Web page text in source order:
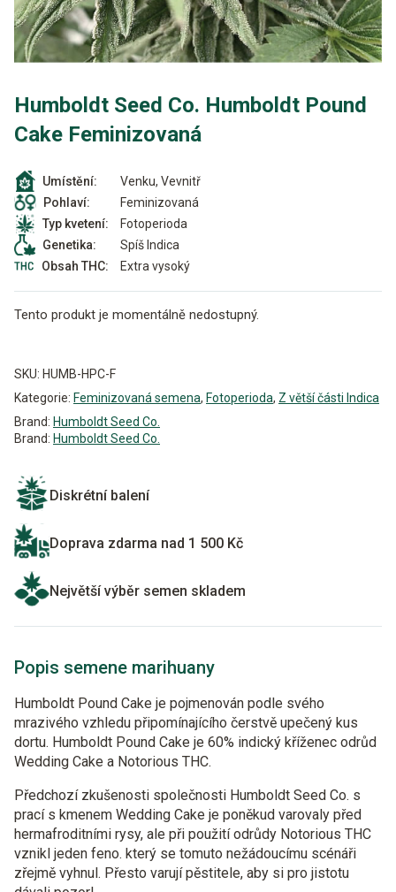
Humboldt Seed Co. Humboldt Pound
Cake Feminizovaná
Umístění:
Venku, Vevnitř
Pohlaví:
Feminizovaná
Typ kvetení:
Fotoperioda
Genetika:
Spíš Indica
Obsah THC:
Extra vysoký
Tento produkt je momentálně nedostupný.
SKU: HUMB-HPC-F
Kategorie: Feminizovaná semena, Fotoperioda, Z větší části Indica
Brand: Humboldt Seed Co.
Brand: Humboldt Seed Co.
Diskrétní balení
Doprava zdarma nad 1 500 Kč
Největší výběr semen skladem
Popis semene marihuany
Humboldt Pound Cake je pojmenován podle svého
mrazivého vzhledu připomínajícího čerstvě upečený kus
dortu. Humboldt Pound Cake je 60% indický kříženec odrůd
Wedding Cake a Notorious THC.
Předchozí zkušenosti společnosti Humboldt Seed Co. s
prací s kmenem Wedding Cake je poněkud varovaly před
hermafroditními rysy, ale při použití odrůdy Notorious THC
vznikl jeden feno. který se tomuto nežádoucímu scénáři
zřejmě vyhnul. Přesto varují pěstitele, aby si pro jistotu